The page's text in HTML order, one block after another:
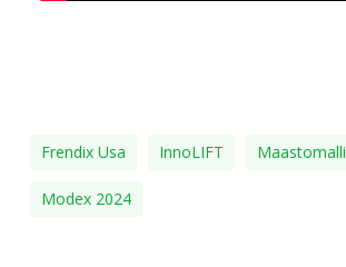
Frendix Usa InnoLIFT Maastomalli
Modex 2024